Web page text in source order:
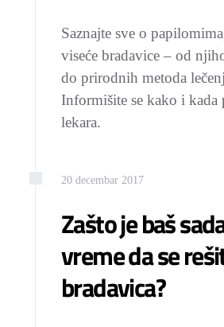
Saznajte sve o
viseće bradavice – od
do prirodnih metoda
Informišite se kako i kada
lekara.
20 decembar 2017
Zašto je baš
vreme da se
bradavica?